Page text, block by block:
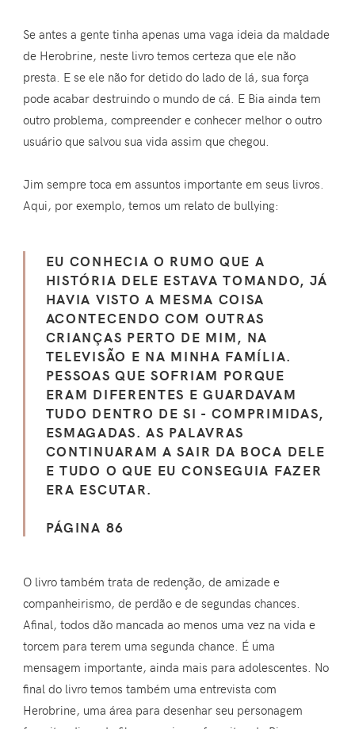
Se antes a gente tinha apenas uma vaga ideia da maldade
de Herobrine, neste livro temos certeza que ele não
presta. E se ele não for detido do lado de lá, sua força
pode acabar destruindo o mundo de cá. E Bia ainda tem
outro problema, compreender e conhecer melhor o outro
usuário que salvou sua vida assim que chegou.
Jim sempre toca em assuntos importante em seus livros.
Aqui, por exemplo, temos um relato de bullying:
EU CONHECIA O RUMO QUE A
HISTÓRIA DELE ESTAVA TOMANDO, JÁ
HAVIA VISTO A MESMA COISA
ACONTECENDO COM OUTRAS
CRIANÇAS PERTO DE MIM, NA
TELEVISÃO E NA MINHA FAMÍLIA.
PESSOAS QUE SOFRIAM PORQUE
ERAM DIFERENTES E GUARDAVAM
TUDO DENTRO DE SI - COMPRIMIDAS,
ESMAGADAS. AS PALAVRAS
CONTINUARAM A SAIR DA BOCA DELE
E TUDO O QUE EU CONSEGUIA FAZER
ERA ESCUTAR.
PÁGINA 86
O livro também trata de redenção, de amizade e
companheirismo, de perdão e de segundas chances.
Afinal, todos dão mancada ao menos uma vez na vida e
torcem para terem uma segunda chance. É uma
mensagem importante, ainda mais para adolescentes. No
final do livro temos também uma entrevista com
Herobrine, uma área para desenhar seu personagem